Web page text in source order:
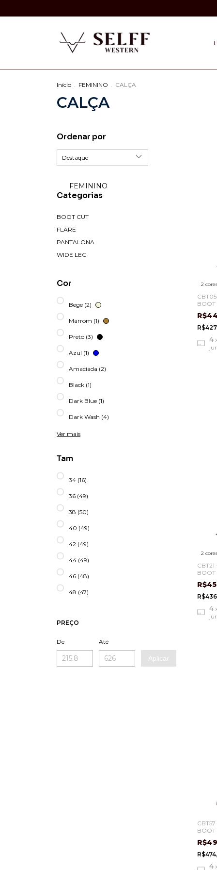
Início . FEMININO . CALÇA
CALÇA
Ordenar por
FEMININO
Categorias
BOOT CUT
FLARE
PANTALONA
WIDE LEG
Cor
Bege (2)
Marrom (1)
Preto (3)
Azul (1)
Amaciada (2)
Black (1)
Dark Blue (1)
Dark Wash (4)
Ver mais
Tam
34 (16)
36 (49)
38 (50)
40 (49)
42 (49)
44 (49)
46 (48)
48 (47)
PREÇO
De Até
Aplicar
2 cores
BOOT
4
2 cores
BOOT
4
BOOT
ALTA
4